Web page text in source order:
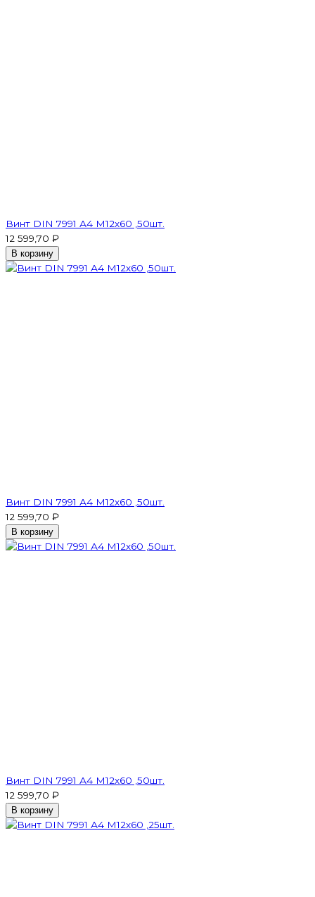
Винт DIN 7991 А4 M12х60 ,50шт.
12 599,70 ₽
В корзину
Винт DIN 7991 А4 M12х60 ,50шт.
12 599,70 ₽
В корзину
Винт DIN 7991 А4 M12х60 ,50шт.
12 599,70 ₽
В корзину